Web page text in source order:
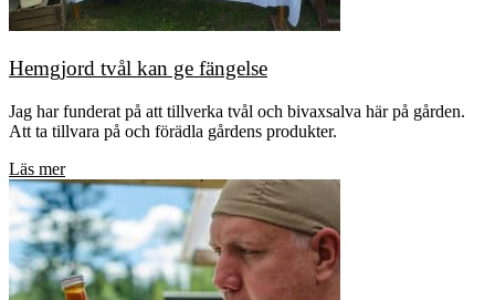
Hemgjord tvål kan ge fängelse
Jag har funderat på att tillverka tvål och bivaxsalva här på gården.
Att ta tillvara på och förädla gårdens produkter.
Läs mer